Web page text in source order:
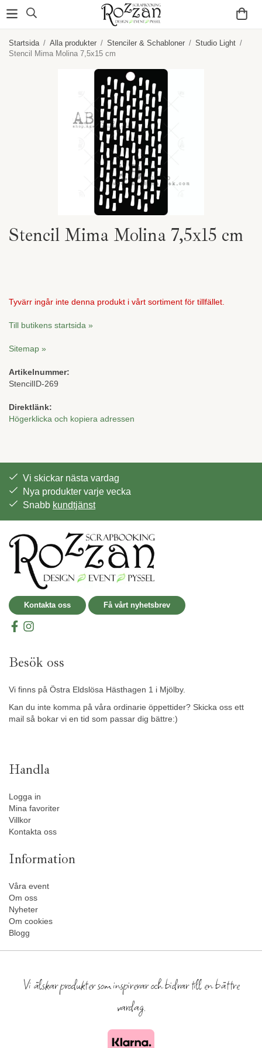
Startsida / Alla produkter / Stenciler & Schabloner / Studio Light /
Stencil Mima Molina 7,5x15 cm
Stencil Mima Molina 7,5x15 cm
Tyvärr ingår inte denna produkt i vårt sortiment för tillfället.
Till butikens startsida »
Sitemap »
Artikelnummer:
StencilID-269
Direktlänk:
Högerklicka och kopiera adressen
Vi skickar nästa vardag
Nya produkter varje vecka
Snabb kundtjänst
Kontakta oss Få vårt nyhetsbrev
Besök oss
Vi finns på Östra Eldslösa Hästhagen 1 i Mjölby.
Kan du inte komma på våra ordinarie öppettider? Skicka oss ett
mail så bokar vi en tid som passar dig bättre:)
Handla
Logga in
Mina favoriter
Villkor
Kontakta oss
Information
Våra event
Om oss
Nyheter
Om cookies
Blogg
Vi älskar produkter som inspirerar och bidrar till en bättre
vardag.